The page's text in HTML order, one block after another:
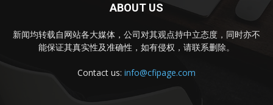
ABOUT US
新闻均转载自网站各大媒体，公司对其观点持中立态度，同时亦不
能保证其真实性及准确性，如有侵权，请联系删除。
Contact us: info@cfipage.com